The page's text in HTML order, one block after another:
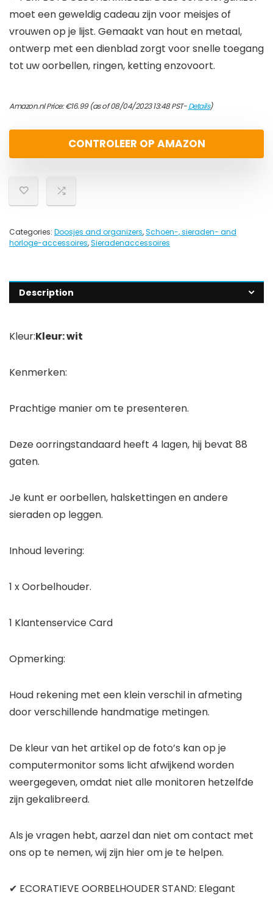
moet een geweldig cadeau zijn voor meisjes of
vrouwen op je lijst. Gemaakt van hout en metaal,
ontwerp met een dienblad zorgt voor snelle toegang
tot uw oorbellen, ringen, ketting enzovoort.
Amazon.nl Price:€16.99(as of 08/04/2023 13:48 PST-Details)
CONTROLEER OP AMAZON
Categories: Doosjes and organizers,Schoen-, sieraden- and
horloge-accessoires,Sieradenaccessoires
Description
Kleur:Kleur: wit
Kenmerken:
Prachtige manier om te presenteren.
Deze oorringstandaard heeft 4 lagen, hij bevat 88
gaten.
Je kunt er oorbellen, halskettingen en andere
sieraden op leggen.
Inhoud levering:
1 x Oorbelhouder.
1 Klantenservice Card
Opmerking:
Houd rekening met een klein verschil in afmeting
door verschillende handmatige metingen.
De kleur van het artikel op de foto’s kan op je
computermonitor soms licht afwijkend worden
weergegeven, omdat niet alle monitoren hetzelfde
zijn gekalibreerd.
Als je vragen hebt, aarzel dan niet om contact met
ons op te nemen, wij zijn hier om je te helpen.
✔ ECORATIEVE OORBELHOUDER STAND: Elegant